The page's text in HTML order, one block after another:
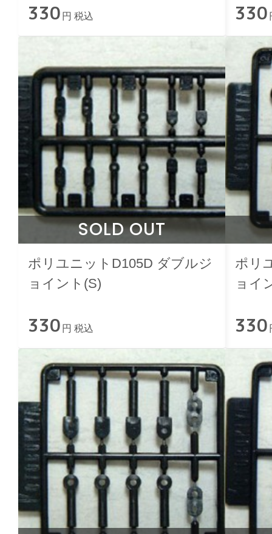
330 円 税込 330
SOLD OUT
ポリユニットD105D ダブルジ
ョイント(S)
330 円 税込
ポリ
ョイ
330